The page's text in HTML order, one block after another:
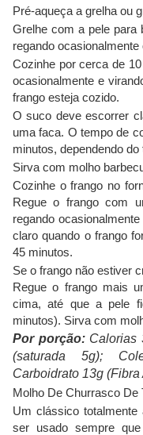
Pré-aqueça a grelha ou
Grelhe com a pele para
regando
Cozinhe por cerca de
ocasionalmente e
frango esteja cozido.
O suco deve escorrer
uma faca. O tempo de
minutos, dependendo
Sirva com molho
Cozinhe o frango no
Regue o frango com
regando
claro quando o frango
45 minutos.
Se o frango não estiver
Regue o frango mais
cima, até que a pele
minutos). Sirva com
Por porção:Calorias
(saturada 5g);
Carboidrato 13g
Molho De Churrasco De
Um clássico totalmente
ser usado sempre